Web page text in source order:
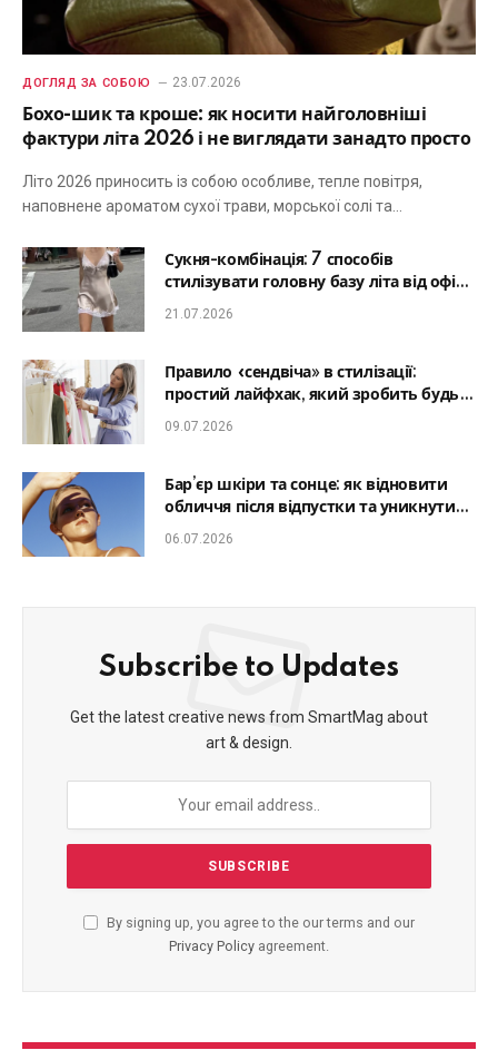
ДОГЛЯД ЗА СОБОЮ 23.07.2026
Бохо-шик та кроше: як носити найголовніші
фактури літа 2026 і не виглядати занадто просто
Літо 2026 приносить із собою особливе, тепле повітря,
наповнене ароматом сухої трави, морської солі та…
Сукня-комбінація: 7 способів
стилізувати головну базу літа від офісу
до романтичної вечері
21.07.2026
Правило «сендвіча» в стилізації:
простий лайфхак, який зробить будь-
який образ гармонійним
09.07.2026
Бар’єр шкіри та сонце: як відновити
обличчя після відпустки та уникнути
фотостаріння
06.07.2026
Subscribe to Updates
Get the latest creative news from SmartMag about
art & design.
By signing up, you agree to the our terms and our
Privacy Policy agreement.